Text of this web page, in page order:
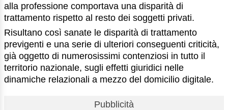
alla professione comportava una disparità di
trattamento rispetto al resto dei soggetti privati.
Risultano così sanate le disparità di trattamento
previgenti e una serie di ulteriori conseguenti criticità,
già oggetto di numerosissimi contenziosi in tutto il
territorio nazionale, sugli effetti giuridici nelle
dinamiche relazionali a mezzo del domicilio digitale.
Pubblicità